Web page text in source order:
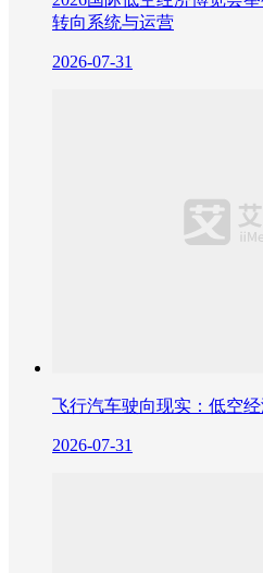
转向系统与运营
2026-07-31
飞行汽车驶向现实：低空
2026-07-31